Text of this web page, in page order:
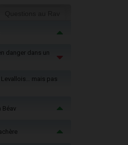
danger dans un
Levallois… mais pas
Béav